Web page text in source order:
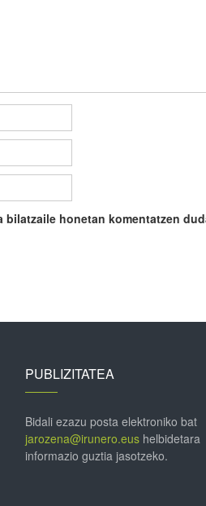
bilatzaile honetan komentatzen
PUBLIZITATEA
Bidali ezazu posta elektroniko bat
jarozena@irunero.eushelbidetara
informazio guztia jasotzeko.